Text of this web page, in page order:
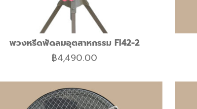
พวงหรีดพัดลมอุตสาหกรรม FI42-2
฿4,490.00